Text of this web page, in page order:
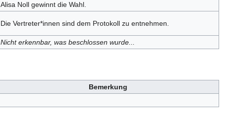
Alisa Noll gewinnt die Wahl.
Die Vertreter*innen sind dem Protokoll zu entnehmen.
Nicht erkennbar, was beschlossen wurde...
Bemerkung